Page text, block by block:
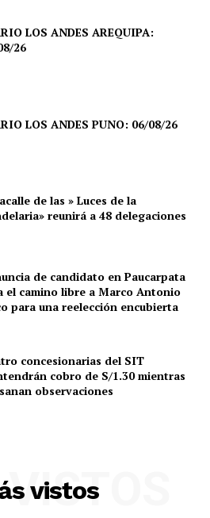
LOS ANDES AREQUIPA:
26
LOS ANDES PUNO: 06/08/26
de las » Luces de la
reunirá a 48 delegaciones
de candidato en Paucarpata
el camino libre a Marco Antonio
para una reelección encubierta
concesionarias del SIT
cobro de S/1.30 mientras
observaciones
vistos